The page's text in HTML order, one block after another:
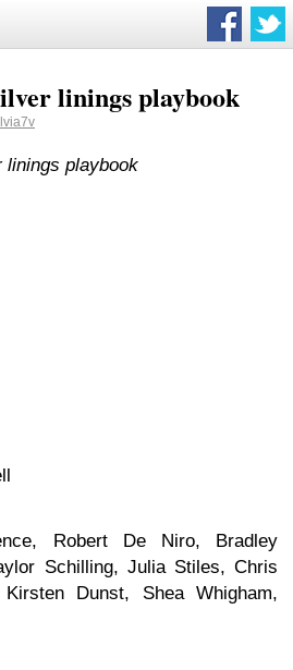
linings playbook
linings playbook
Robert De Niro, Bradley
Schilling, Julia Stiles, Chris
Dunst, Shea Whigham,